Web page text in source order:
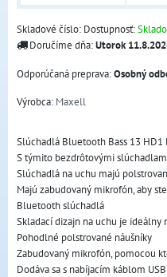
Skladové číslo: Dostupnosť:
Doručíme dňa:Utorok
Osobný
Výrobca: Maxell
Slúchadlá Bluetooth Bass 13
S týmito bezdrôtovými
Slúchadlá na uchu majú
Majú zabudovaný mikrofón, aby
Bluetooth slúchadlá
Skladací dizajn na uchu je ideálny
Pohodlné polstrované náušníky
Zabudovaný mikrofón, pomocou
Dodáva sa s nabíjacím káblom